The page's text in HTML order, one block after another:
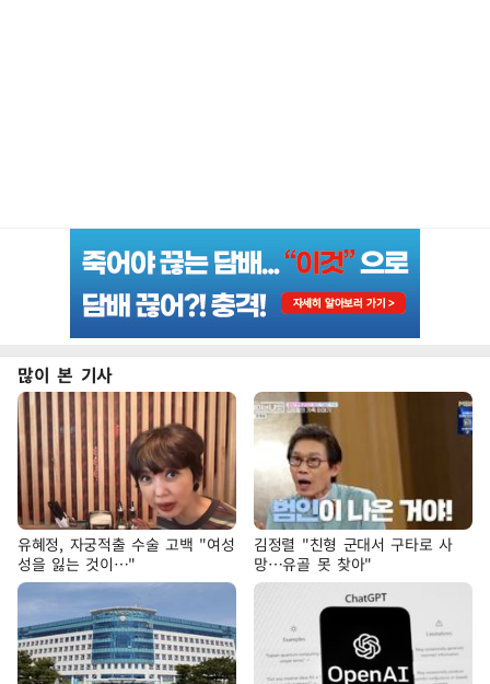
많이 본 기사
유혜정, 자궁적출 수술 고백 "여성
성을 잃는 것이…"
김정렬 "친형 군대서 구타로 사
망…유골 못 찾아"